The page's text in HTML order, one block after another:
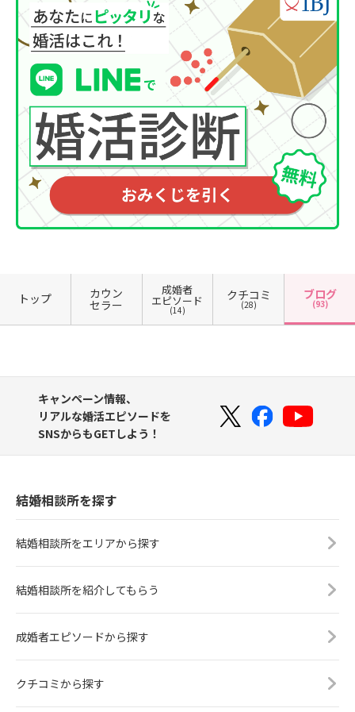
トップ カウン
セラー
成婚者
エピソード
(14)
クチコミ
(28)
ブログ
(93)
キャンペーン情報、
リアルな婚活エピソードを
SNSからもGETしよう！
結婚相談所を探す
結婚相談所をエリアから探す
結婚相談所を紹介してもらう
成婚者エピソードから探す
クチコミから探す